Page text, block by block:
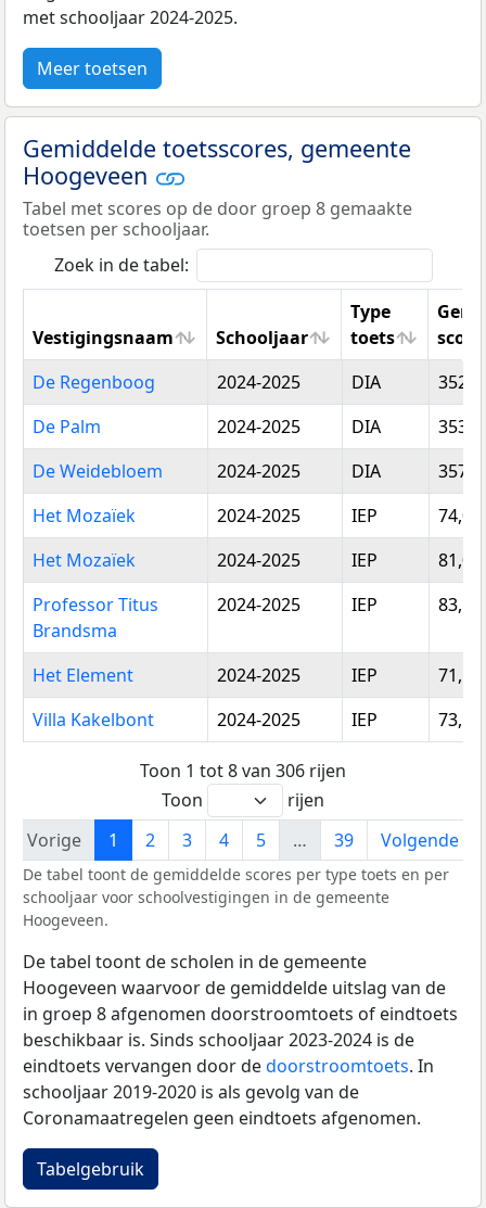
met schooljaar 2024-2025.
Meer toetsen
Gemiddelde toetsscores, gemeente
Hoogeveen
Tabel met scores op de door groep 8 gemaakte
toetsen per schooljaar.
Zoek in de tabel:
Vestigingsnaam Schooljaar
Type
toets
score
Vestigingsnaam
Schooljaar
Type
toets
score
De Regenboog 2024-2025 DIA
De Palm
2024-2025 DIA
De Weidebloem
2024-2025 DIA
Het Mozaïek
2024-2025 IEP
74,00
Het Mozaïek
2024-2025 IEP
81,00
Professor Titus
Brandsma
2024-2025 IEP 83,55
Het Element 2024-2025 IEP
71,12
Villa Kakelbont
2024-2025 IEP 73,50
Toon 1 tot 8 van 306 rijen
Toon
rijen
Vorige
1 2 3 4 5 … 39 Volgende
De tabel toont de gemiddelde scores per type toets en per
schooljaar voor schoolvestigingen in de gemeente
Hoogeveen.
De tabel toont de scholen in de gemeente
Hoogeveen waarvoor de gemiddelde uitslag van de
in groep 8 afgenomen doorstroomtoets of eindtoets
beschikbaar is. Sinds schooljaar 2023-2024 is de
eindtoets vervangen door dedoorstroomtoets. In
schooljaar 2019-2020 is als gevolg van de
Coronamaatregelen geen eindtoets afgenomen.
Tabelgebruik